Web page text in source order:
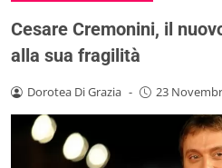
Cesare Cremonini, il
alla sua fragilità
Dorotea Di Grazia - 23